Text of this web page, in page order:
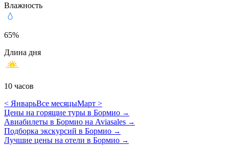
Влажность
65%
Длина дня
10 часов
< ЯнварьВсе месяцыМарт >
Цены на горящие туры в Бормио →
Авиабилеты в Бормио на Aviasales →
Подборка экскурсий в Бормио →
Лучшие цены на отели в Бормио →